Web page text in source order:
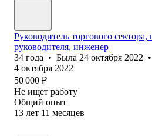
Руководитель торгового
руководителя, инженер
34 года • Была 24 октября 2022 •
4 октября 2022
50 000 ₽
Не ищет работу
Общий опыт
13 лет 11 месяцев